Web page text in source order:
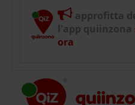
approfitta
l'app quiinzona
ora